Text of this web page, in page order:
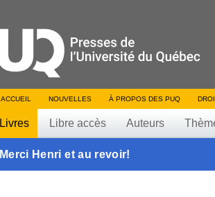
ACCUEIL NOUVELLES À PROPOS DES PUQ
Livres Libre accès Auteurs
Merci Henri et au revoir!